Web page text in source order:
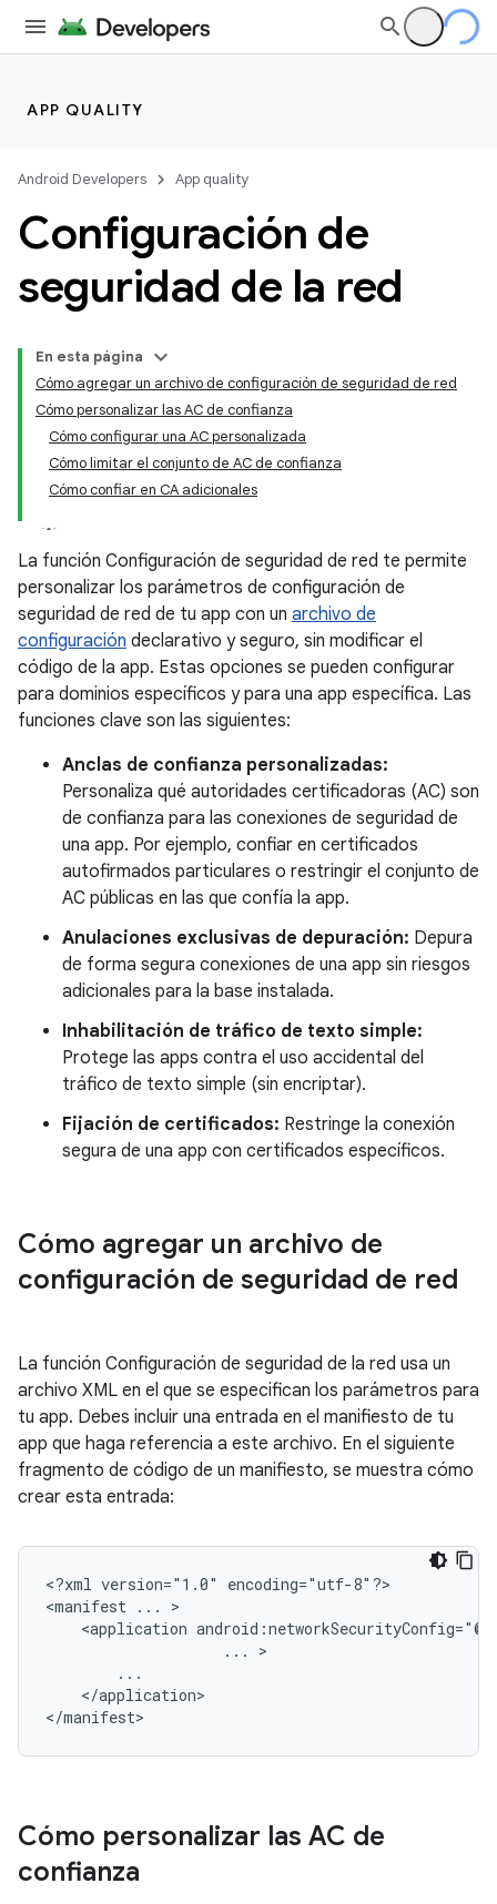
APP QUALITY
Android Developers App quality
Configuración de
seguridad de la red
En esta página
Cómo agregar un archivo de configuración de seguridad de red
Cómo personalizar las AC de confianza
Cómo configurar una AC personalizada
Cómo limitar el conjunto de AC de confianza
Cómo confiar en CA adicionales
La función Configuración de seguridad de red te permite
personalizar los parámetros de configuración de
seguridad de red de tu app con un archivo de
configuración declarativo y seguro, sin modificar el
código de la app. Estas opciones se pueden configurar
para dominios específicos y para una app específica. Las
funciones clave son las siguientes:
Anclas de confianza personalizadas:
Personaliza qué autoridades certificadoras (AC) son
de confianza para las conexiones de seguridad de
una app. Por ejemplo, confiar en certificados
autofirmados particulares o restringir el conjunto de
AC públicas en las que confía la app.
Anulaciones exclusivas de depuración: Depura
de forma segura conexiones de una app sin riesgos
adicionales para la base instalada.
Inhabilitación de tráfico de texto simple:
Protege las apps contra el uso accidental del
tráfico de texto simple (sin encriptar).
Fijación de certificados: Restringe la conexión
segura de una app con certificados específicos.
Cómo agregar un archivo de
configuración de seguridad de red
La función Configuración de seguridad de la red usa un
archivo XML en el que se especifican los parámetros para
tu app. Debes incluir una entrada en el manifiesto de tu
app que haga referencia a este archivo. En el siguiente
fragmento de código de un manifiesto, se muestra cómo
crear esta entrada:
<?xml version="1.0"
encoding="utf-8"?>
<manifest ...
<application
...
</application>
</manifest>
Cómo personalizar las AC de
confianza